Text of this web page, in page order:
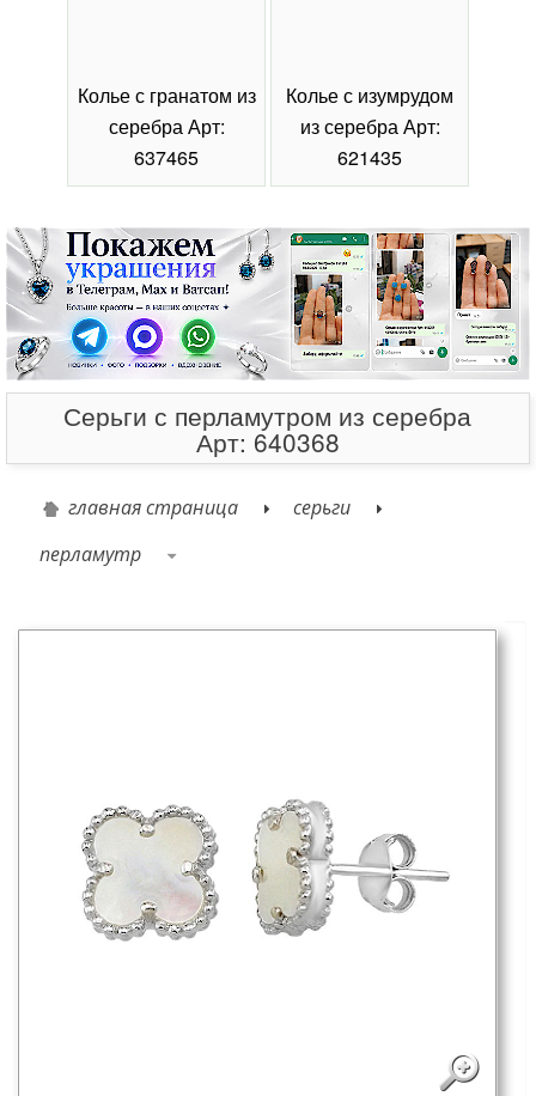
Колье с гранатом из
серебра Арт:
637465
Колье с изумрудом
из серебра Арт:
621435
Серьги с перламутром из серебра
Арт: 640368
главная страница
серьги
перламутр